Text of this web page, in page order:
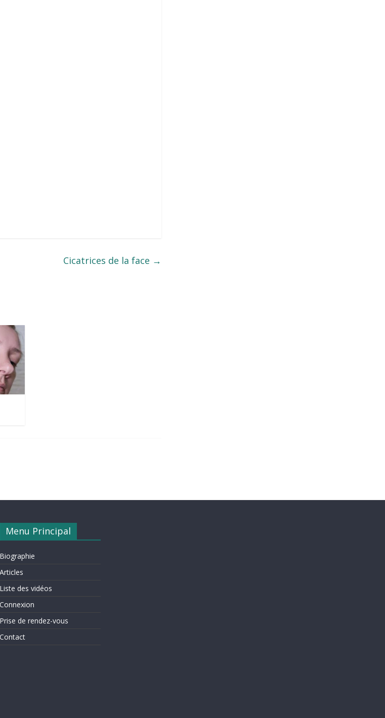
Cicatrices de la face →
Menu Principal
Biographie
Articles
Liste des vidéos
Connexion
Prise de rendez-vous
Contact